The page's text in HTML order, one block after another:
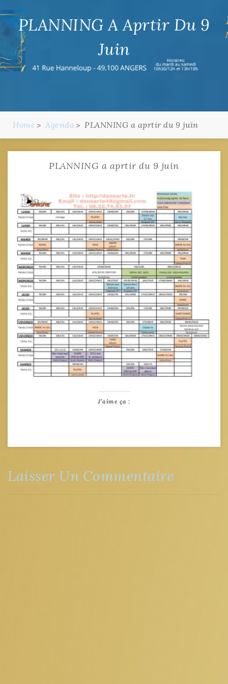
PLANNING A Aprtir Du 9
Juin
Home Agenda PLANNING a aprtir du 9 juin
PLANNING a aprtir du 9 juin
J’aime ça :
Laisser Un Commentaire